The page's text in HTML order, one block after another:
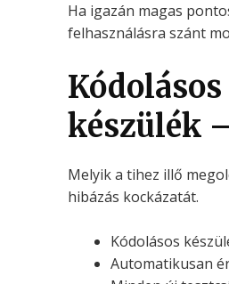
Ha igazán magas
felhasználásra szánt
készülék
Melyik a tihez illő
hibázás kockázatát.
Kódolásos
Automatikusan